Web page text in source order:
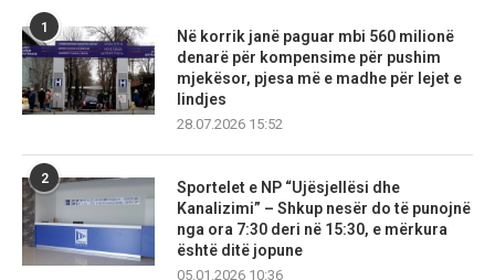
1
Në korrik janë paguar mbi 560 milionë
denarë për kompensime për pushim
mjekësor, pjesa më e madhe për lejet e
lindjes
28.07.2026 15:52
2
Sportelet e NP “Ujësjellësi dhe
Kanalizimi” – Shkup nesër do të punojnë
nga ora 7:30 deri në 15:30, e mërkura
është ditë jopune
05.01.2026 10:36